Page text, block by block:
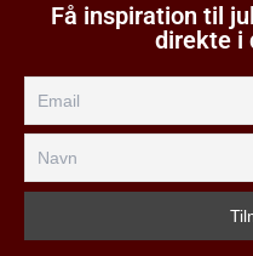
Få inspiration til
direkte i